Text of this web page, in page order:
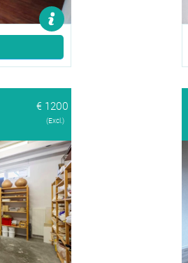
€ 1200
(Excl.)